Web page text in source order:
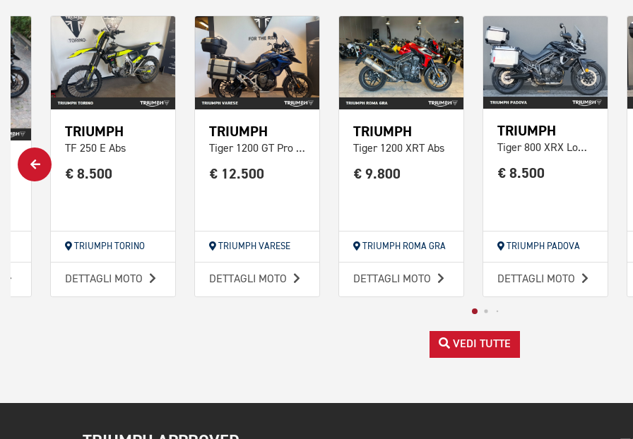
TRIUMPH
TF 250 E Abs
€ 8.500
TRIUMPH TORINO
DETTAGLI MOTO
TRIUMPH
Tiger 1200 GT Pro Abs
€ 12.500
TRIUMPH VARESE
DETTAGLI MOTO
TRIUMPH
Tiger 1200 XRT Abs
€ 9.800
TRIUMPH ROMA GRA
DETTAGLI MOTO
TRIUMPH
Tiger 800 XRX Low Abs
€ 8.500
TRIUMPH PADOVA
DETTAGLI MOTO
VEDI TUTTE